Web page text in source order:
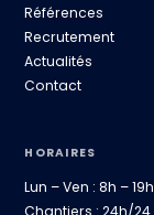
Références
Recrutement
Actualités
Contact
HORAIRES
Lun – Ven : 8h – 19h
Chantiers : 24h/24